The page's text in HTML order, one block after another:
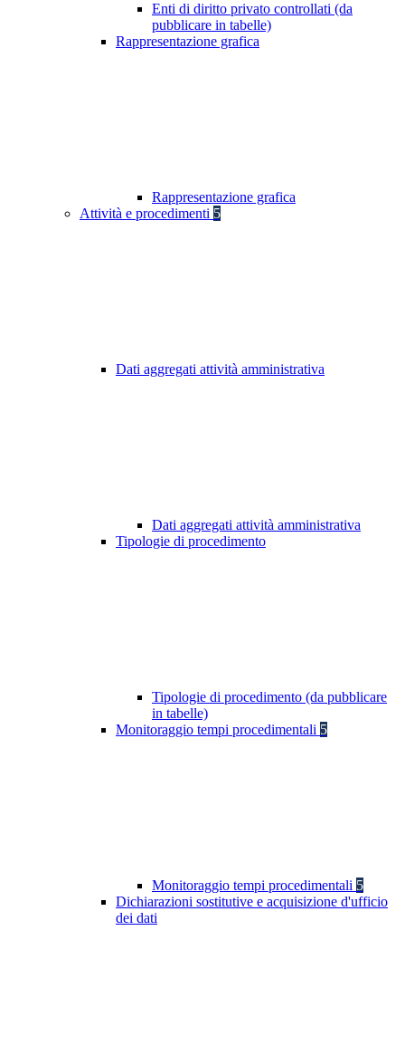
Enti di diritto privato controllati (da
pubblicare in tabelle)
Rappresentazione grafica
Rappresentazione grafica
Attività e procedimenti 5
Dati aggregati attività amministrativa
Dati aggregati attività amministrativa
Tipologie di procedimento
Tipologie di procedimento (da pubblicare
in tabelle)
Monitoraggio tempi procedimentali 5
Monitoraggio tempi procedimentali 5
Dichiarazioni sostitutive e acquisizione d'ufficio
dei dati